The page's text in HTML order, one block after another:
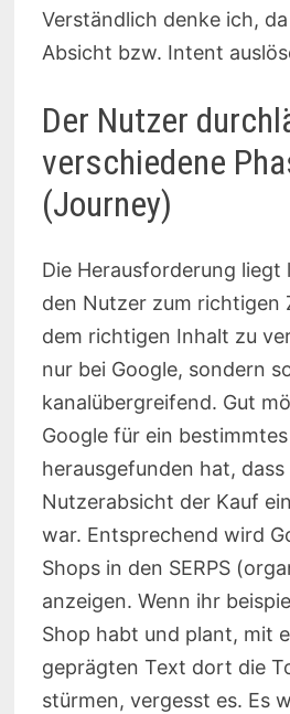
Verständlich denke ich,
Absicht bzw. Intent
Der Nutzer
verschiedene
(Journey)
Die Herausforderung
den Nutzer zum richtigen
dem richtigen Inhalt zu
nur bei Google, sondern
kanalübergreifend. Gut
Google für ein
herausgefunden hat, dass
Nutzerabsicht der Kauf
war. Entsprechend wird
Shops in den SERPS
anzeigen. Wenn ihr
Shop habt und plant, mit
geprägten Text dort die
stürmen, vergesst es. Es